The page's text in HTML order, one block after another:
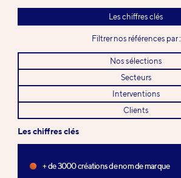
Les chiffres clés
Filtrer nos références par :
Nos sélections
Secteurs
Interventions
Clients
Les chiffres clés
+ de 3000 créations de nom de marque